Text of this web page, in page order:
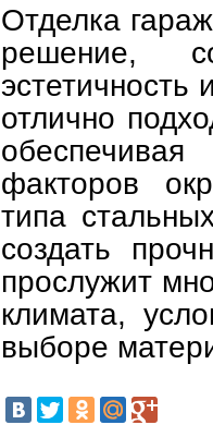
Отделка
решение,
эстетичность
отлично
факторов
типа
создать
прослужит
климата,
выборе